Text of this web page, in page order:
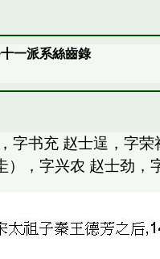
一派系絲齒錄
字书充 赵士逞，字
），字兴农 赵士劲，